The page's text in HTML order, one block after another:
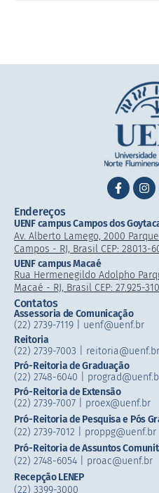
Endereços
UENF campus Campos dos
Av. Alberto Lamego, 2000
Campos - RJ, Brasil CEP: 28013-
UENF campus Macaé
Rua Hermenegildo Adolpho
Macaé - RJ, Brasil CEP: 27.925-310
Contatos
Assessoria de Comunicação
(22) 2739-7119 | uenf@uenf.br
Reitoria
(22) 2739-7003 |​ reitoria@uenf.br
Pró-Reitoria de Graduação
(22) 2748-6040 |
Pró-Reitoria de Extensão
(22) 2739-7007​ | proex@uenf.br
Pró-Reitoria de Pesquisa e Pós
(22) 2739-7012 | proppg@uenf.br
Pró-Reitoria de Assuntos
(22) 2748-6054​ | proac@uenf.br
Recepção LENEP
(22) 3399-3000